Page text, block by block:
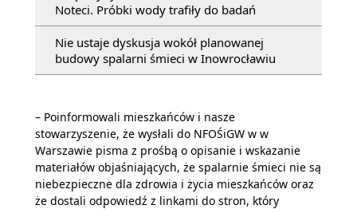
Noteci. Próbki wody trafiły do badań
Nie ustaje dyskusja wokół planowanej
budowy spalarni śmieci w Inowrocławiu
– Poinformowali mieszkańców i nasze
stowarzyszenie, że wysłali do NFOŚiGW w w
Warszawie pisma z prośbą o opisanie i wskazanie
materiałów objaśniających, że spalarnie śmieci nie są
niebezpieczne dla zdrowia i życia mieszkańców oraz
że dostali odpowiedź z linkami do stron, który